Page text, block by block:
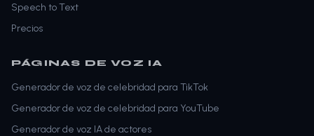
Speech to Text
Precios
PÁGINAS DE VOZ IA
Generador de voz de celebridad para TikTok
Generador de voz de celebridad para YouTube
Generador de voz IA de actores